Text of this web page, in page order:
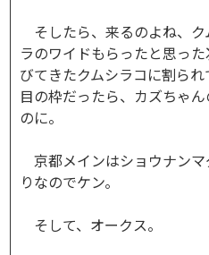
そしたら、来るのよね、
ラのワイドもらったと思っ
びてきたクムシラコに割ら
目の枠だったら、カズちゃ
のに。
京都メインはショウナン
りなのでケン。
そして、オークス。